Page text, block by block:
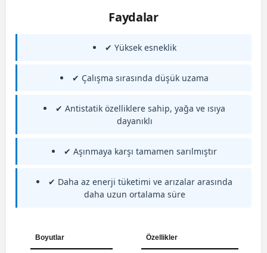
Faydalar
✔ Yüksek esneklik
✔ Çalışma sırasında düşük uzama
✔ Antistatik özelliklere sahip, yağa ve ısıya
dayanıklı
✔ Aşınmaya karşı tamamen sarılmıştır
✔ Daha az enerji tüketimi ve arızalar arasında
daha uzun ortalama süre
Boyutlar Özellikler